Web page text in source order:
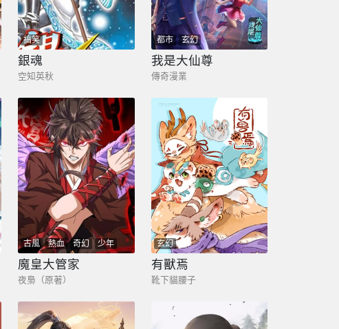
搞笑
銀魂
空知英秋
都市 玄幻
我是大仙尊
傳奇漫業
古風 熱血 奇幻
少年
玄幻
魔皇大管家
夜梟（原著）
玄幻
有獸焉
靴下貓腰子